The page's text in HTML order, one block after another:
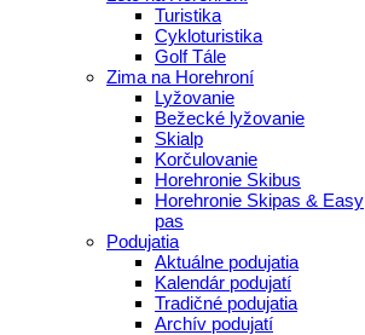
Turistika
Cykloturistika
Golf Tále
Zima na Horehroní
Lyžovanie
Bežecké lyžovanie
Skialp
Korčulovanie
Horehronie Skibus
Horehronie Skipas & Easy
pas
Podujatia
Aktuálne podujatia
Kalendár podujatí
Tradičné podujatia
Archív podujatí